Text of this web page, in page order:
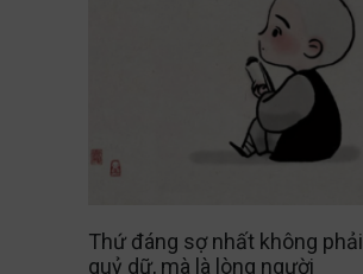
Thứ đáng sợ nhất không phải
quỷ dữ, mà là lòng người